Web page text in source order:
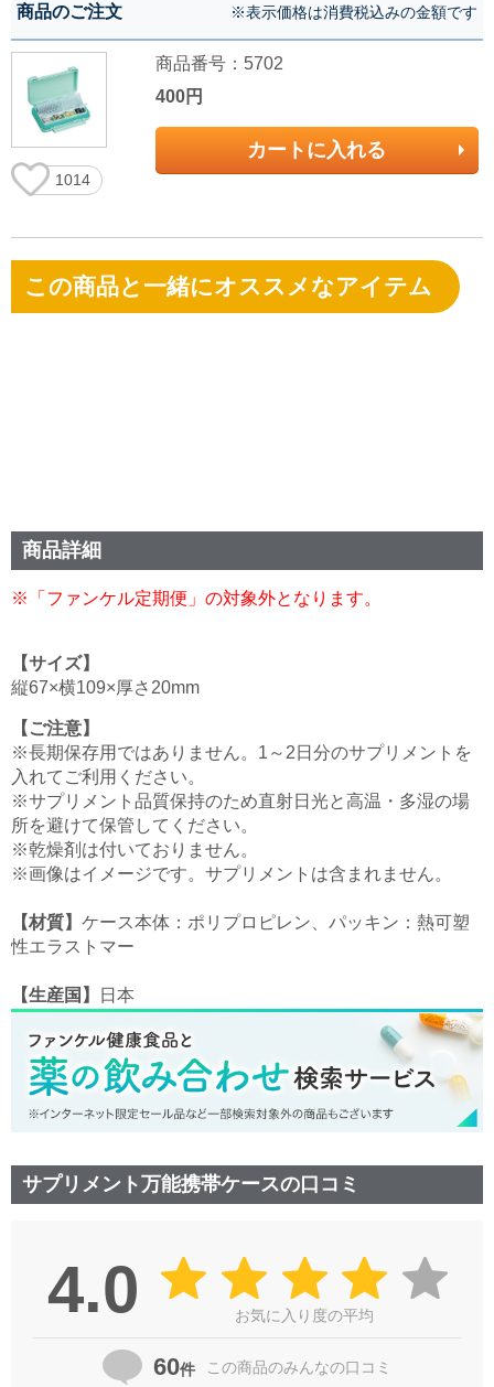
商品のご注文 ※表示価格は消費税込みの金額です
1014
商品番号：5702
400円
カートに入れる
この商品と一緒にオススメなアイテム
商品詳細
※「ファンケル定期便」の対象外となります。
【サイズ】
縦67×横109×厚さ20mm
【ご注意】
※長期保存用ではありません。1～2日分のサプリメントを
入れてご利用ください。
※サプリメント品質保持のため直射日光と高温・多湿の場
所を避けて保管してください。
※乾燥剤は付いておりません。
※画像はイメージです。サプリメントは含まれません。
【材質】 ケース本体：ポリプロピレン、パッキン：熱可塑
性エラストマー
【生産国】 日本
サプリメント万能携帯ケースの口コミ
4.0 お気に入り度の平均
60件 この商品のみんなの口コミ